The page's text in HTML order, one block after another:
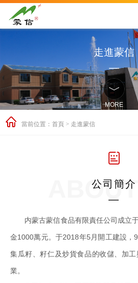
走進蒙信
MORE
當前位置： 首頁 > 走進蒙信
公司簡介
内蒙古蒙信食品有限責任公司成立
金1000萬元。于2018年5月開工建設，
集瓜籽、籽仁及炒貨食品的收儲、加
業。